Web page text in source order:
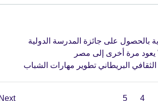
يعود مرة أخرى إلى مصر
4
5
Next